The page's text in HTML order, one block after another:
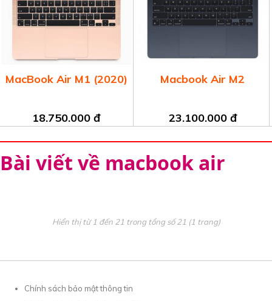
MacBook Air M1 (2020)
18.750.000 đ
Macbook Air M2
23.100.000 đ
Bài viết về macbook air
Hiển thị từ 1 đến 21 trong tổng số 21 (1 trang)
Chính sách bảo mật thông tin